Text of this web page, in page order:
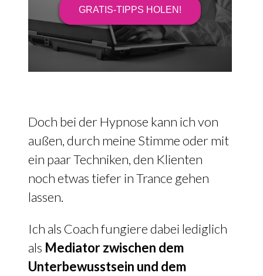
GRATIS-TIPPS HOLEN!
Doch bei der Hypnose kann ich von
außen, durch meine Stimme oder mit
ein paar Techniken, den Klienten
noch etwas tiefer in Trance gehen
lassen.
Ich als Coach fungiere dabei lediglich
als Mediator zwischen dem
Unterbewusstsein und dem